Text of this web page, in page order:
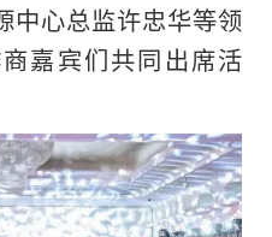
中心总监许忠华等领
嘉宾们共同出席活